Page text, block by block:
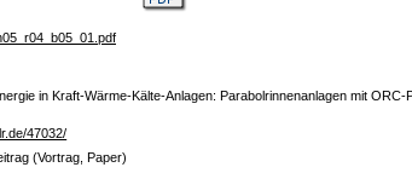
in Kraft-Wärme-Kälte-Anlagen: Parabolrinnenanlagen mit
47032/
(Vortrag, Paper)